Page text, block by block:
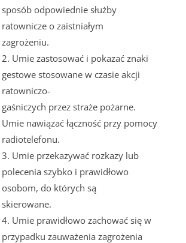
sposób odpowiednie służby
ratownicze o zaistniałym
zagrożeniu.
2. Umie zastosować i pokazać znaki
gestowe stosowane w czasie akcji
ratowniczo-
gaśniczych przez straże pożarne.
Umie nawiązać łączność przy pomocy
radiotelefonu.
3. Umie przekazywać rozkazy lub
polecenia szybko i prawidłowo
osobom, do których są
skierowane.
4. Umie prawidłowo zachować się w
przypadku zauważenia zagrożenia